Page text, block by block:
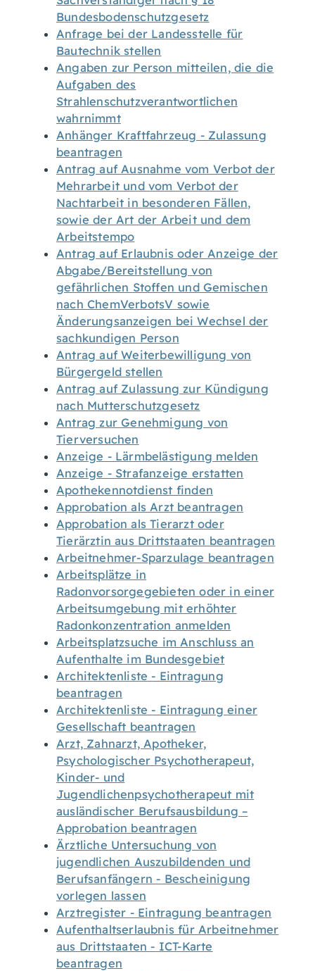
Bundesbodenschutzgesetz
Anfrage bei der Landesstelle für
Bautechnik stellen
Angaben zur Person mitteilen, die die
Aufgaben des
Strahlenschutzverantwortlichen
wahrnimmt
Anhänger Kraftfahrzeug - Zulassung
beantragen
Antrag auf Ausnahme vom Verbot der
Mehrarbeit und vom Verbot der
Nachtarbeit in besonderen Fällen,
sowie der Art der Arbeit und dem
Arbeitstempo
Antrag auf Erlaubnis oder Anzeige der
Abgabe/Bereitstellung von
gefährlichen Stoffen und Gemischen
nach ChemVerbotsV sowie
Änderungsanzeigen bei Wechsel der
sachkundigen Person
Antrag auf Weiterbewilligung von
Bürgergeld stellen
Antrag auf Zulassung zur Kündigung
nach Mutterschutzgesetz
Antrag zur Genehmigung von
Tierversuchen
Anzeige - Lärmbelästigung melden
Anzeige - Strafanzeige erstatten
Apothekennotdienst finden
Approbation als Arzt beantragen
Approbation als Tierarzt oder
Tierärztin aus Drittstaaten beantragen
Arbeitnehmer-Sparzulage beantragen
Arbeitsplätze in
Radonvorsorgegebieten oder in einer
Arbeitsumgebung mit erhöhter
Radonkonzentration anmelden
Arbeitsplatzsuche im Anschluss an
Aufenthalte im Bundesgebiet
Architektenliste - Eintragung
beantragen
Architektenliste - Eintragung einer
Gesellschaft beantragen
Arzt, Zahnarzt, Apotheker,
Psychologischer Psychotherapeut,
Kinder- und
Jugendlichenpsychotherapeut mit
ausländischer Berufsausbildung –
Approbation beantragen
Ärztliche Untersuchung von
jugendlichen Auszubildenden und
Berufsanfängern - Bescheinigung
vorlegen lassen
Arztregister - Eintragung beantragen
Aufenthaltserlaubnis für Arbeitnehmer
aus Drittstaaten - ICT-Karte
beantragen